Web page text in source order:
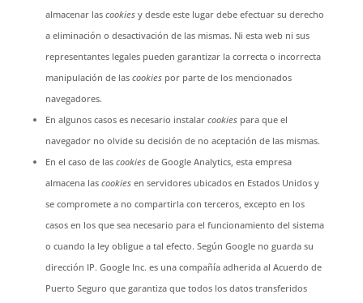
almacenar las cookiesy desde este lugar debe efectuar su derecho
a eliminación o desactivación de las mismas. Ni esta web ni sus
representantes legales pueden garantizar la correcta o incorrecta
manipulación de las cookiespor parte de los mencionados
navegadores.
En algunos casos es necesario instalar cookiespara que el
navegador no olvide su decisión de no aceptación de las mismas.
En el caso de las cookiesde Google Analytics, esta empresa
almacena las cookiesen servidores ubicados en Estados Unidos y
se compromete a no compartirla con terceros, excepto en los
casos en los que sea necesario para el funcionamiento del sistema
o cuando la ley obligue a tal efecto. Según Google no guarda su
dirección IP. Google Inc. es una compañía adherida al Acuerdo de
Puerto Seguro que garantiza que todos los datos transferidos